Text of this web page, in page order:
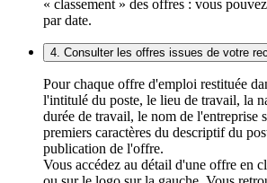
« classement » des offres : vous
par date.
4. Consulter les offres issues de votre
Pour chaque offre d'emploi restituée
l'intitulé du poste, le lieu de travail, la
durée de travail, le nom de l'entreprise
premiers caractères du descriptif du
publication de l'offre.
Vous accédez au détail d'une offre en